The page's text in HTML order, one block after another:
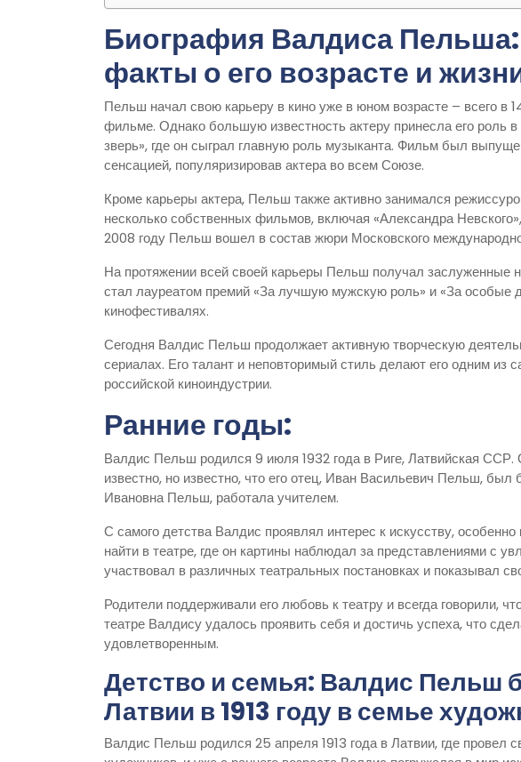
Биография Валдиса
факты о его возрасте и
Пельш начал свою карьеру в кино уже в юном возрасте – всего в
фильме. Однако большую известность актеру принесла его
зверь», где он сыграл главную роль музыканта. Фильм был
сенсацией, популяризировав актера во всем Союзе.
Кроме карьеры актера, Пельш также активно занимался
несколько собственных фильмов, включая «Александра
2008 году Пельш вошел в состав жюри Московского
На протяжении всей своей карьеры Пельш получал заслуженные
стал лауреатом премий «За лучшую мужскую роль» и «За особые
кинофестивалях.
Сегодня Валдис Пельш продолжает активную творческую
сериалах. Его талант и неповторимый стиль делают его одним из
российской киноиндустрии.
Ранние годы:
Валдис Пельш родился 9 июля 1932 года в Риге, Латвийская ССР.
известно, но известно, что его отец, Иван Васильевич Пельш, был
Ивановна Пельш, работала учителем.
С самого детства Валдис проявлял интерес к искусству,
найти в театре, где он картины наблюдал за представлениями с
участвовал в различных театральных постановках и показывал
Родители поддерживали его любовь к театру и всегда говорили,
театре Валдису удалось проявить себя и достичь успеха, что
удовлетворенным.
Детство и семья: Валдис Пельш
Латвии в 1913 году в семье
Валдис Пельш родился 25 апреля 1913 года в Латвии, где провел